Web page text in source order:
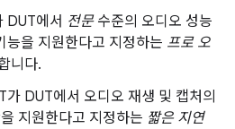
DUT에서 전문수준의 오디오 성능
능을 지원한다고 지정하는 프로 오
니다.
가 DUT에서 오디오 재생 및 캡처의
지원한다고 지정하는 짧은 지연